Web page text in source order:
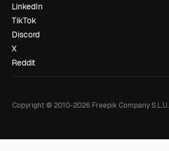
LinkedIn
TikTok
Discord
X
Reddit
Copyright © 2010-2026Freepik Company S.L.U.